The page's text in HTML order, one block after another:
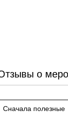
о
Сначала полезные